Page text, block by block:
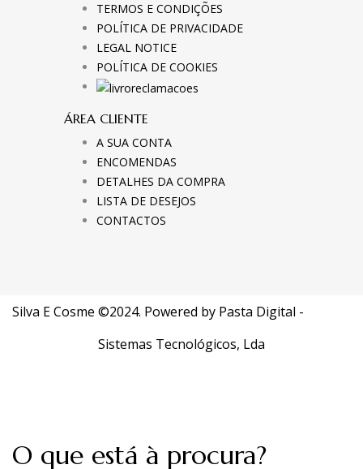
TERMOS E CONDIÇÕES
POLÍTICA DE PRIVACIDADE
LEGAL NOTICE
POLÍTICA DE COOKIES
ÁREA CLIENTE
A SUA CONTA
ENCOMENDAS
DETALHES DA COMPRA
LISTA DE DESEJOS
CONTACTOS
Silva E Cosme ©2024. Powered by Pasta Digital -
Sistemas Tecnológicos, Lda
O que está à procura?